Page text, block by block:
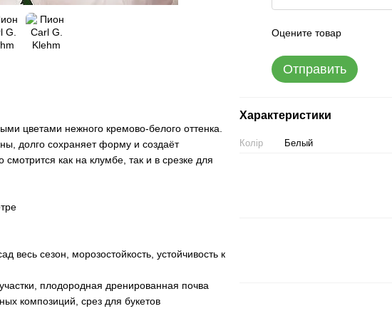
цветами нежного кремово-белого оттенка.
долго сохраняет форму и создаёт
как на клумбе, так и в срезке для
весь сезон, морозостойкость, устойчивость к
плодородная дренированная почва
композиций, срез для букетов
Оцените товар
Отправить
Характеристики
Колір Белый